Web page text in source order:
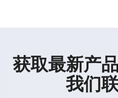
获取最新产
我们